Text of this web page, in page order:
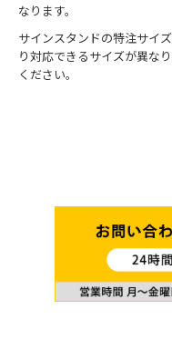
なります。
サインスタンドの特注サイ
り対応できるサイズが異な
ください。